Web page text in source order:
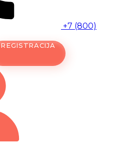
+7 (800)
REGISTRACIJA